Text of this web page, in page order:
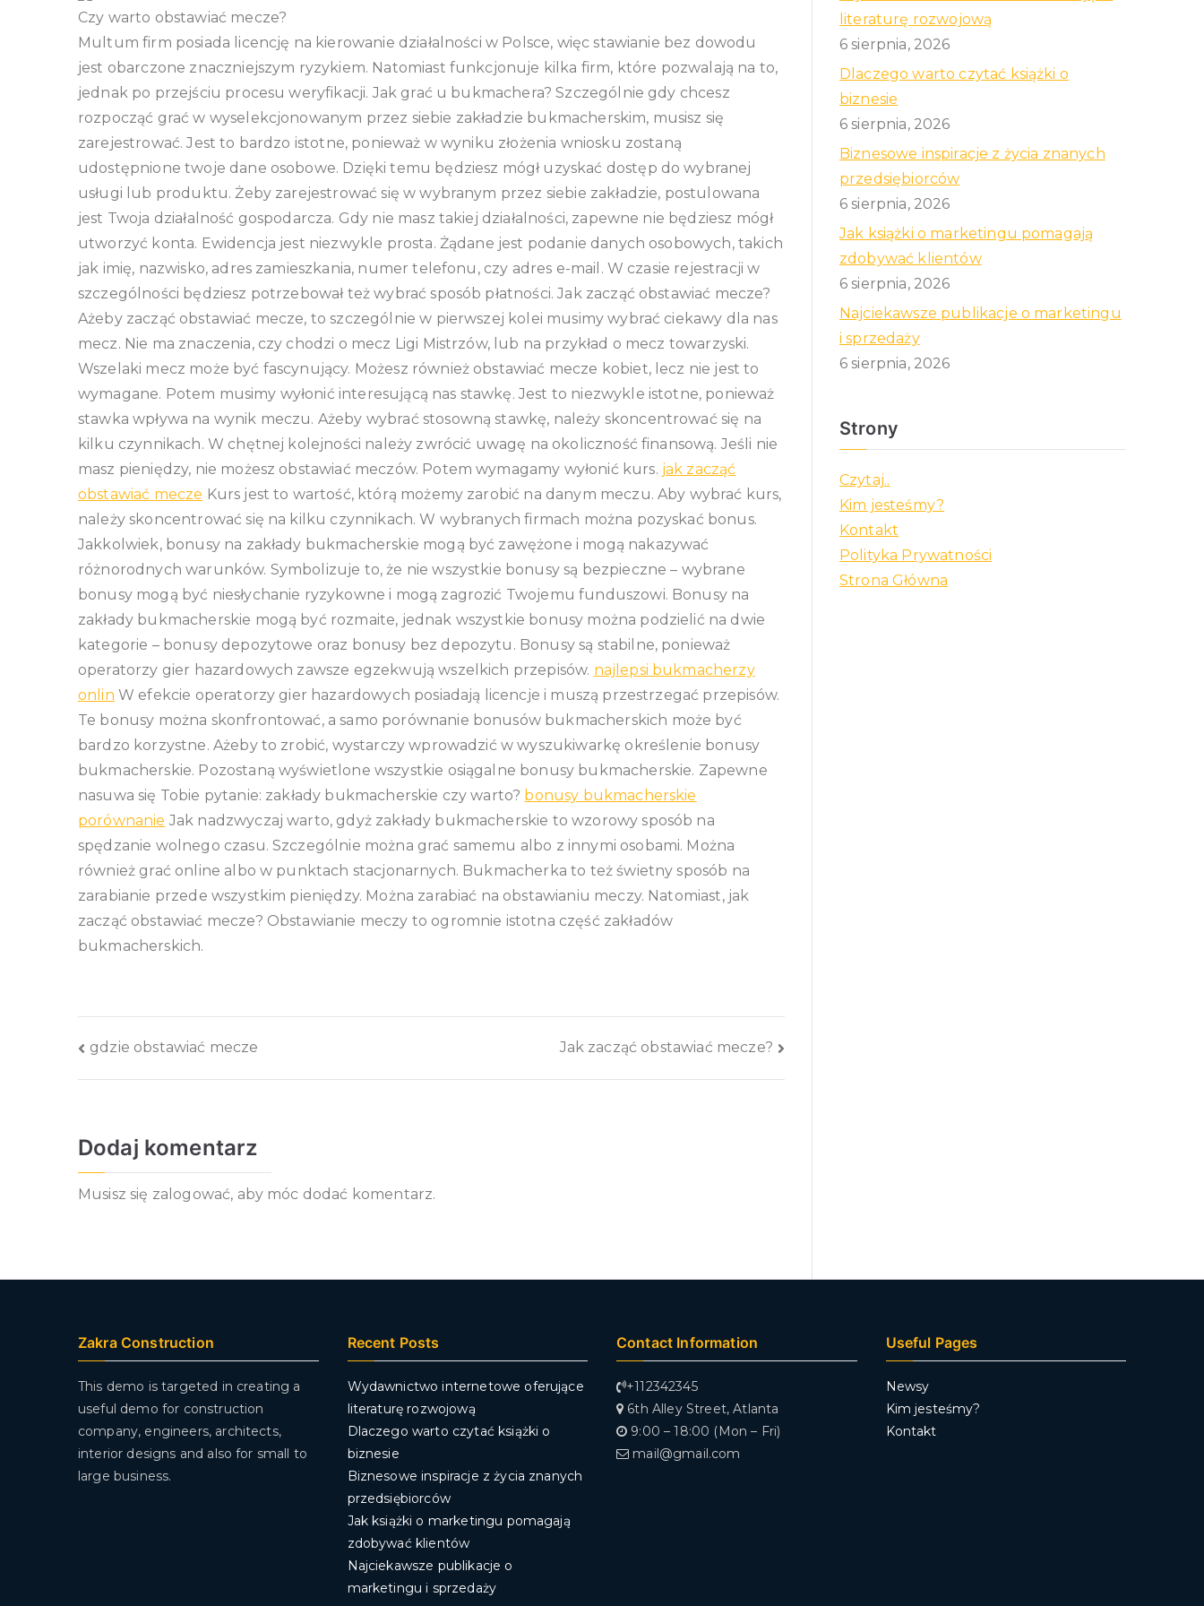
mecze?
Czy warto obstawiać mecze?
Multum firm posiada licencję na kierowanie działalności w Polsce, więc stawianie bez dowodu
jest obarczone znaczniejszym ryzykiem. Natomiast funkcjonuje kilka firm, które pozwalają na to,
jednak po przejściu procesu weryfikacji. Jak grać u bukmachera? Szczególnie gdy chcesz
rozpocząć grać w wyselekcjonowanym przez siebie zakładzie bukmacherskim, musisz się
zarejestrować. Jest to bardzo istotne, ponieważ w wyniku złożenia wniosku zostaną
udostępnione twoje dane osobowe. Dzięki temu będziesz mógł uzyskać dostęp do wybranej
usługi lub produktu. Żeby zarejestrować się w wybranym przez siebie zakładzie, postulowana
jest Twoja działalność gospodarcza. Gdy nie masz takiej działalności, zapewne nie będziesz mógł
utworzyć konta. Ewidencja jest niezwykle prosta. Żądane jest podanie danych osobowych, takich
jak imię, nazwisko, adres zamieszkania, numer telefonu, czy adres e-mail. W czasie rejestracji w
szczególności będziesz potrzebował też wybrać sposób płatności. Jak zacząć obstawiać mecze?
Ażeby zacząć obstawiać mecze, to szczególnie w pierwszej kolei musimy wybrać ciekawy dla nas
mecz. Nie ma znaczenia, czy chodzi o mecz Ligi Mistrzów, lub na przykład o mecz towarzyski.
Wszelaki mecz może być fascynujący. Możesz również obstawiać mecze kobiet, lecz nie jest to
wymagane. Potem musimy wyłonić interesującą nas stawkę. Jest to niezwykle istotne, ponieważ
stawka wpływa na wynik meczu. Ażeby wybrać stosowną stawkę, należy skoncentrować się na
kilku czynnikach. W chętnej kolejności należy zwrócić uwagę na okoliczność finansową. Jeśli nie
masz pieniędzy, nie możesz obstawiać meczów. Potem wymagamy wyłonić kurs. jak zacząć
obstawiać mecze Kurs jest to wartość, którą możemy zarobić na danym meczu. Aby wybrać kurs,
należy skoncentrować się na kilku czynnikach. W wybranych firmach można pozyskać bonus.
Jakkolwiek, bonusy na zakłady bukmacherskie mogą być zawężone i mogą nakazywać
różnorodnych warunków. Symbolizuje to, że nie wszystkie bonusy są bezpieczne – wybrane
bonusy mogą być niesłychanie ryzykowne i mogą zagrozić Twojemu funduszowi. Bonusy na
zakłady bukmacherskie mogą być rozmaite, jednak wszystkie bonusy można podzielić na dwie
kategorie – bonusy depozytowe oraz bonusy bez depozytu. Bonusy są stabilne, ponieważ
operatorzy gier hazardowych zawsze egzekwują wszelkich przepisów. najlepsi bukmacherzy
onlin W efekcie operatorzy gier hazardowych posiadają licencje i muszą przestrzegać przepisów.
Te bonusy można skonfrontować, a samo porównanie bonusów bukmacherskich może być
bardzo korzystne. Ażeby to zrobić, wystarczy wprowadzić w wyszukiwarkę określenie bonusy
bukmacherskie. Pozostaną wyświetlone wszystkie osiągalne bonusy bukmacherskie. Zapewne
nasuwa się Tobie pytanie: zakłady bukmacherskie czy warto? bonusy bukmacherskie
porównanie Jak nadzwyczaj warto, gdyż zakłady bukmacherskie to wzorowy sposób na
spędzanie wolnego czasu. Szczególnie można grać samemu albo z innymi osobami. Można
również grać online albo w punktach stacjonarnych. Bukmacherka to też świetny sposób na
zarabianie przede wszystkim pieniędzy. Można zarabiać na obstawianiu meczy. Natomiast, jak
zacząć obstawiać mecze? Obstawianie meczy to ogromnie istotna część zakładów
bukmacherskich.
Nawigacja
wpisu
gdzie obstawiać mecze Jak zacząć obstawiać mecze?
Dodaj komentarz
Musisz się zalogować, aby móc dodać komentarz.
literaturę rozwojową
6 sierpnia, 2026
Dlaczego warto czytać książki o
biznesie
6 sierpnia, 2026
Biznesowe inspiracje z życia znanych
przedsiębiorców
6 sierpnia, 2026
Jak książki o marketingu pomagają
zdobywać klientów
6 sierpnia, 2026
Najciekawsze publikacje o marketingu
i sprzedaży
6 sierpnia, 2026
Strony
Czytaj..
Kim jesteśmy?
Kontakt
Polityka Prywatności
Strona Główna
Zakra Construction
This demo is targeted in creating a
useful demo for construction
company, engineers, architects,
interior designs and also for small to
large business.
Recent Posts
Wydawnictwo internetowe oferujące
literaturę rozwojową
Dlaczego warto czytać książki o
biznesie
Biznesowe inspiracje z życia znanych
przedsiębiorców
Jak książki o marketingu pomagają
zdobywać klientów
Najciekawsze publikacje o
marketingu i sprzedaży
Contact Information
+112342345
6th Alley Street, Atlanta
9:00 – 18:00 (Mon – Fri)
mail@gmail.com
Useful Pages
Newsy
Kim jesteśmy?
Kontakt